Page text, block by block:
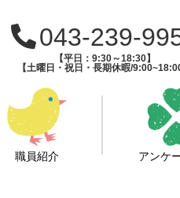
043-239-
【平日：9:30～18:30】
【土曜日・祝日・長期休暇/9:00~18:00
職員紹介 アンケ